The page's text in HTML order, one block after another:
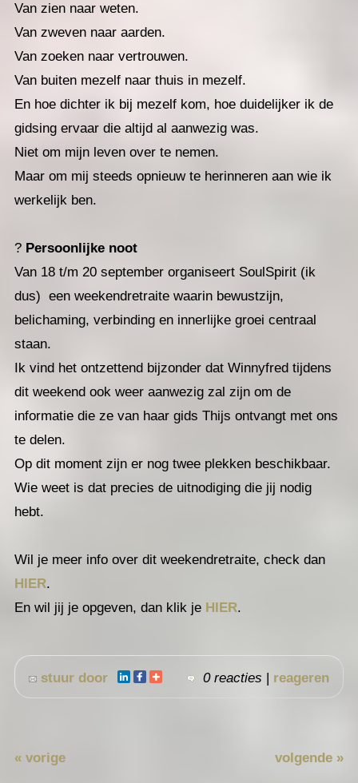
Van zien naar weten.
Van zweven naar aarden.
Van zoeken naar vertrouwen.
Van buiten mezelf naar thuis in mezelf.
En hoe dichter ik bij mezelf kom, hoe duidelijker ik de
gidsing ervaar die altijd al aanwezig was.
Niet om mijn leven over te nemen.
Maar om mij steeds opnieuw te herinneren aan wie ik
werkelijk ben.
? Persoonlijke noot
Van 18 t/m 20 september organiseert SoulSpirit (ik
dus) een weekendretraite waarin bewustzijn,
belichaming, verbinding en innerlijke groei centraal
staan.
Ik vind het ontzettend bijzonder dat Winnyfred tijdens
dit weekend ook weer aanwezig zal zijn om de
informatie die ze van haar gids Thijs ontvangt met ons
te delen.
Op dit moment zijn er nog twee plekken beschikbaar.
Wie weet is dat precies de uitnodiging die jij nodig
hebt.
Wil je meer info over dit weekendretraite, check dan
HIER.
En wil jij je opgeven, dan klik je HIER.
0 reacties reageren
stuur door
« vorige volgende »